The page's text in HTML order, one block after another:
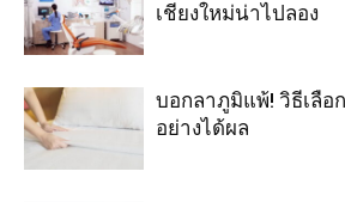
เชียงใหม่น่าไปลอง
บอกลาภูมิแพ้! วิธีเลื
อย่างได้ผล